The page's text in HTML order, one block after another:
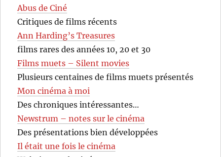
Abus de Ciné
Critiques de films récents
Ann Harding’s Treasures
films rares des années 10, 20 et 30
Films muets – Silent movies
Plusieurs centaines de films muets présentés
Mon cinéma à moi
Des chroniques intéressantes…
Newstrum – notes sur le cinéma
Des présentations bien développées
Il était une fois le cinéma